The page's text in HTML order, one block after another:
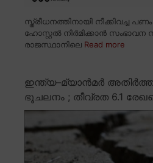
സ്ത്രീധനത്തിനായി നീക്കിവച്ച
ഹോസ്റ്റൽ നിർമിക്കാൻ
രാജസ്ഥാനിലെ Read more
ഇന്ത്യ–മ്യാൻമർ
ഭൂചലനം ; തീവ്രത 6.1